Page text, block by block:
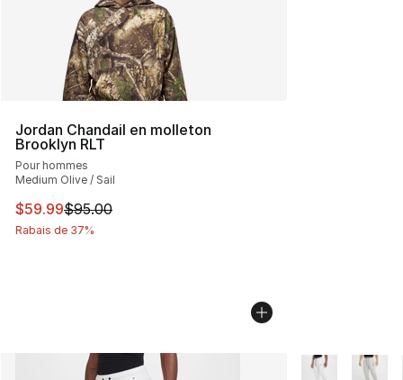
Jordan Chandail en molleton
Brooklyn RLT
Pour hommes
Medium Olive / Sail
Cet article est en solde. Le prix est passé de $95.00 à
$59.99$95.00
Rabais de 37%
Plus de